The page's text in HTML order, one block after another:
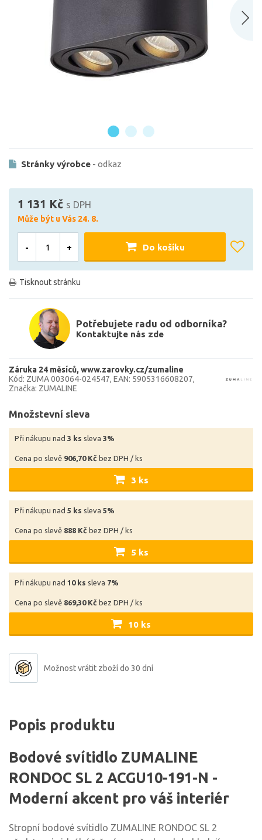
Stránky výrobce - odkaz
1 131 Kč s DPH
Může být u Vás 24. 8.
- + Do košíku
Tisknout stránku
Potřebujete radu od odborníka?
Kontaktujte nás zde
Záruka 24 měsíců www.zarovky.cz/zumaline
Kód: ZUMA 003064-024547 EAN: 5905316608207
Značka: ZUMALINE
Množstevní sleva
Při nákupu nad 3 ks sleva 3%
Cena po slevě 906,70 Kč bez DPH / ks
3 ks
Při nákupu nad 5 ks sleva 5%
Cena po slevě 888 Kč bez DPH / ks
5 ks
Při nákupu nad 10 ks sleva 7%
Cena po slevě 869,30 Kč bez DPH / ks
10 ks
Možnost vrátit zboží do 30 dní
Popis produktu
Bodové svítidlo ZUMALINE
RONDOC SL 2 ACGU10-191-N -
Moderní akcent pro váš interiér
Stropní bodové svítidlo ZUMALINE RONDOC SL 2